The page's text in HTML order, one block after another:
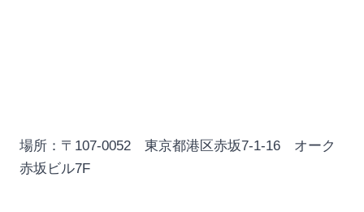
場所：〒107-0052 東京都港区赤坂7-1-16 オーク
赤坂ビル7F